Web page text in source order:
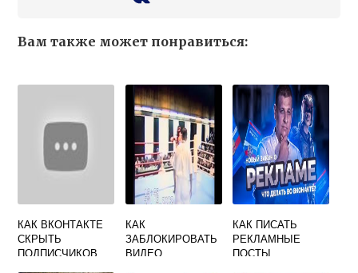
Вам также может понравиться:
КАК ВКОНТАКТЕ
СКРЫТЬ
ПОДПИСЧИКОВ
КАК
ЗАБЛОКИРОВАТЬ
ВИДЕО
КАК ПИСАТЬ
РЕКЛАМНЫЕ
ПОСТЫ